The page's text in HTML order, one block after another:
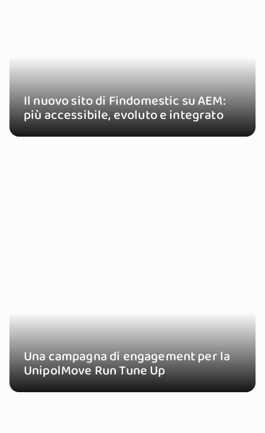
Il nuovo sito di Findomestic su AEM:
più accessibile, evoluto e integrato
Una campagna di engagement per la
UnipolMove Run Tune Up